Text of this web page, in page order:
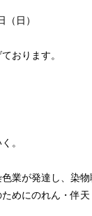
日）
おります。
。
業が発達し、染
めにのれん・伴